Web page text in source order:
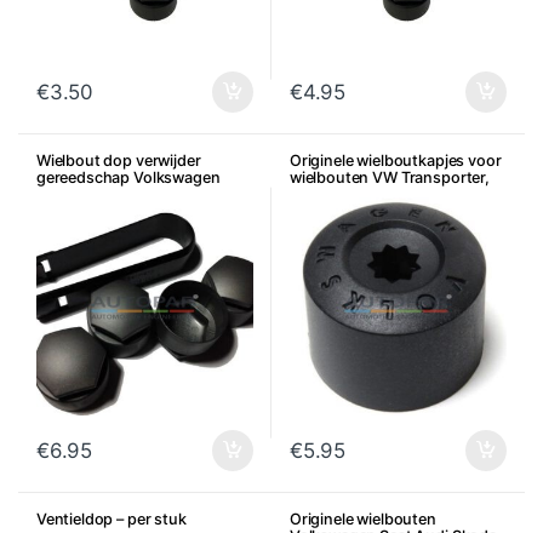
€3.50 €4.95
Wielbout dop verwijder
gereedschap Volkswagen
€6.95
Originele wielboutkapjes voor
wielbouten VW Transporter,
€5.95
Ventieldop – per stuk
Originele wielbouten